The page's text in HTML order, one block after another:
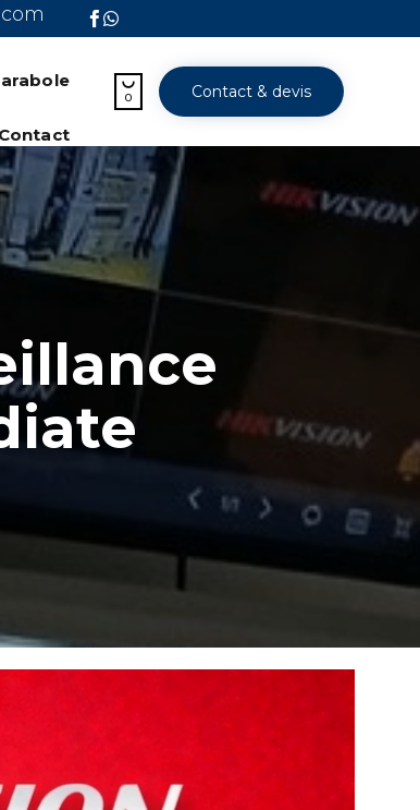
content
Contact

0 Contact & devis